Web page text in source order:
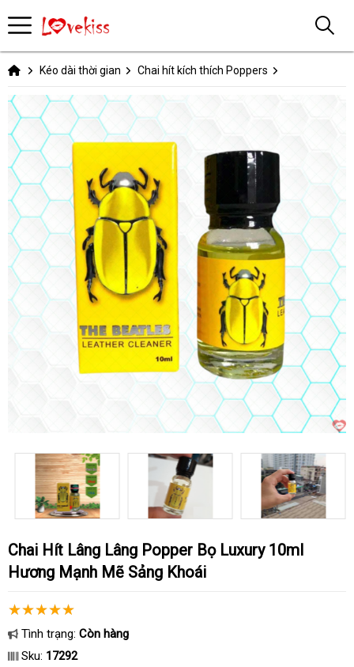
Kéo dài thời gian Chai hít kích thích Poppers
Chai Hít Lâng Lâng Popper Bọ Luxury 10ml
Hương Mạnh Mẽ Sảng Khoái
Tình trạng: Còn hàng
Sku: 17292